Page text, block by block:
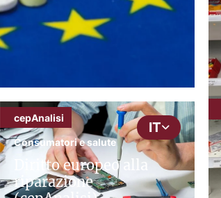
IT
cepAnalisi
Consumatori e salute
Diritto europeo alla
riparazione